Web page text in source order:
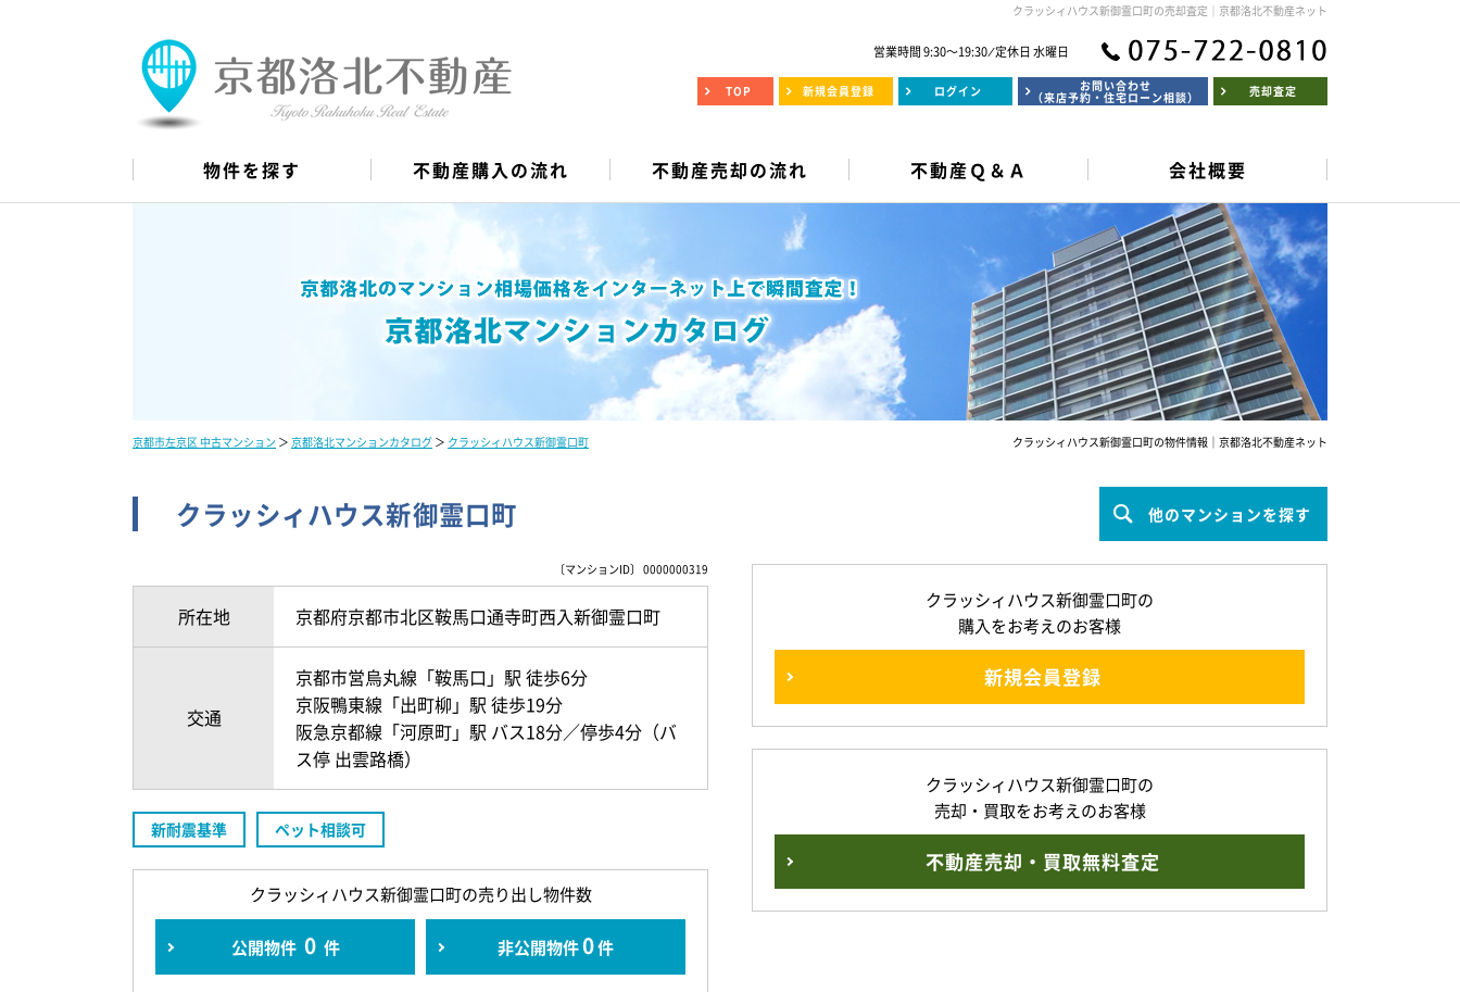
クラッシィハウス新御霊口町の売却査定｜京都洛北不動産ネット
営業時間 9:30～19:30 ⁄ 定休日 水曜日
TOP 新規会員登録 ログイン お問い合わせ
（来店予約・住宅ローン相談） 売却査定
物件を探す 不動産購入の流れ 不動産売却の流れ 不動産Ｑ＆Ａ 会社概要
京都市左京区 中古マンション ＞ 京都洛北マンションカタログ ＞ クラッシィハウス新御霊口町 クラッシィハウス新御霊口町の物件情報｜京都洛北不動産ネット
クラッシィハウス新御霊口町 他のマンションを探す
〔マンションID〕 0000000319
所在地 京都府京都市北区鞍馬口通寺町西入新御霊口町
交通
京都市営烏丸線「鞍馬口」駅 徒歩6分
京阪鴨東線「出町柳」駅 徒歩19分
阪急京都線「河原町」駅 バス18分／停歩4分（バ
ス停 出雲路橋）
新耐震基準 ペット相談可
クラッシィハウス新御霊口町の売り出し物件数
公開物件 0 件 非公開物件0件
クラッシィハウス新御霊口町の
購入をお考えのお客様
新規会員登録
クラッシィハウス新御霊口町の
売却・買取をお考えのお客様
不動産売却・買取無料査定